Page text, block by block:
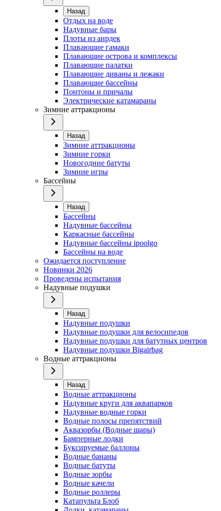
Назад
Отдых на воде
Надувные бары
Плоты из аирдек
Плавающие гамаки
Плавающие острова и комплексы
Плавающие палатки
Плавающие диваны и лежаки
Плавающие бассейны
Понтоны и причалы
Электрические катамараны
Зимние аттракционы
Назад
Зимние аттракционы
Зимние горки
Новогодние батуты
Зимние игры
Бассейны
Назад
Бассейны
Надувные бассейны
Каркасные бассейны
Надувные бассейны ipoolgo
Бассейны на воде
Ожидается поступление
Новинки 2026
Проведены испытания
Надувные подушки
Назад
Надувные подушки
Надувные подушки для велосипедов
Надувные подушки для батутных центров
Надувные подушки Bigairbag
Водные аттракционы
Назад
Водные аттракционы
Надувные круги для аквапарков
Надувные водные горки
Водные полосы препятствий
Аквазорбы (Водные шары)
Бамперные лодки
Буксируемые баллоны
Водные бананы
Водные батуты
Водные зорбы
Водные качели
Водные роллеры
Катапульта Блоб